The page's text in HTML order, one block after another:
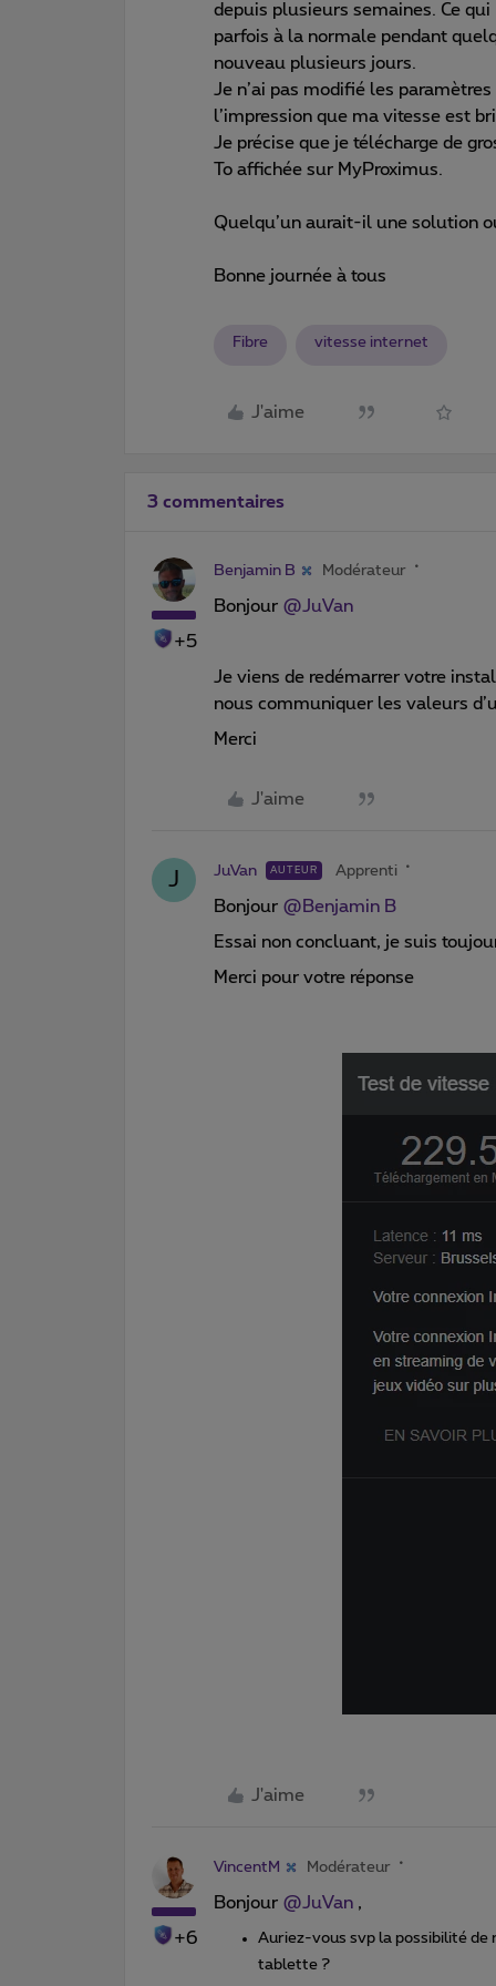
depuis plusieurs semaines. Ce
parfois à la normale pendant
nouveau plusieurs jours.
Je n’ai pas modifié les
l’impression que ma vitesse est
Je précise que je télécharge de
To affichée sur MyProximus.
Quelqu’un aurait-il une solution
Bonne journée à tous
Fibre vitesse internet
J'aime
3 commentaires
+5
Benjamin B Modérateur
Bonjour ​ @JuVan
Je viens de redémarrer votre
nous communiquer les valeurs
Merci
J'aime
J JuVan AUTEUR Apprenti
Bonjour ​ @Benjamin B
Essai non concluant, je suis
Merci pour votre réponse
J'aime
+6
VincentM Modérateur
Bonjour ​ @JuVan ,
Auriez-vous svp la possibilité de
tablette ?